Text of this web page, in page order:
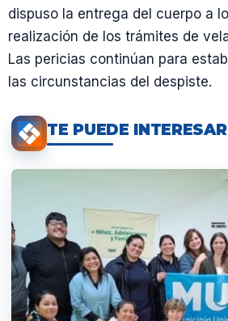
dispuso la entrega del cuerpo a
realización de los trámites de
Las pericias continúan para
las circunstancias del despiste.
TE PUEDE INTERESAR